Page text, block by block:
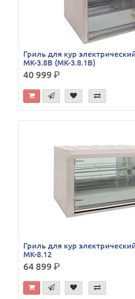
Гриль для кур
МК-3.8В (МК-3.8.1В)
40 999р.
Гриль для кур
МК-8.12
64 899р.